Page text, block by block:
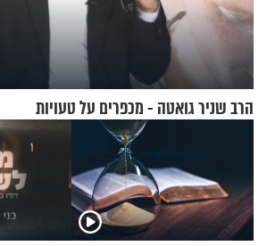
הרב שניר גואטה - מכפרים על טעויות